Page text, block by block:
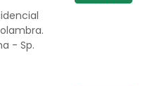
- Sp.